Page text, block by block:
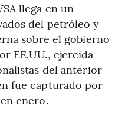
llega en un
del petróleo y
sobre el gobierno
EE.UU., ejercida
del anterior
fue capturado por
enero.